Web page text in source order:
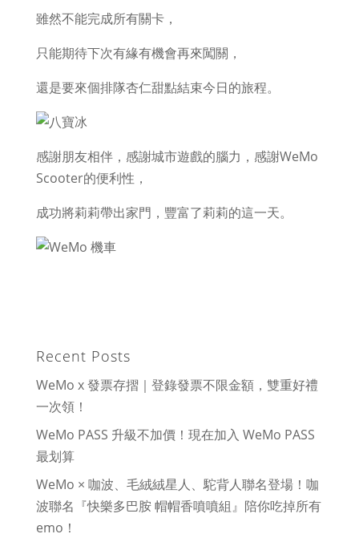
雖然不能完成所有關卡，
只能期待下次有緣有機會再來闖關，
還是要來個排隊杏仁甜點結束今日的旅程。
感謝朋友相伴，感謝城市遊戲的腦力，感謝WeMo
Scooter的便利性，
成功將莉莉帶出家門，豐富了莉莉的這一天。
Recent Posts
WeMo x 發票存摺｜登錄發票不限金額，雙重好禮
一次領！
WeMo PASS 升級不加價！現在加入 WeMo PASS
最划算
WeMo × 咖波、毛絨絨星人、駝背人聯名登場！咖
波聯名『快樂多巴胺 帽帽香噴噴組』陪你吃掉所有
emo！